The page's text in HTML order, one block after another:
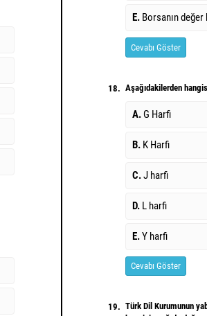
E. Borsanın
Cevabı Göster
18. Aşağıdakilerden
A.G Harfi
B. K Harfi
C.J harfi
D. L harfi
E.Y harfi
Cevabı Göster
19. Türk Dil Kurumunun